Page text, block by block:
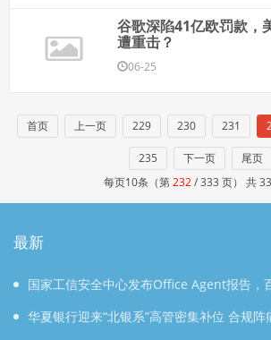
谷歌深陷41亿欧罚款，
遭重击？
06-25
首页 上一页 229 230 231
235 下一页
尾页
每页10条（第232/ 333 页） 共
最新
国家工信安全中心发布Office Agent报告，
一 华夏银行迎来“北银系”高管密集补位 合规